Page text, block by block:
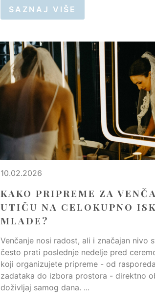
SAZNAJ VIŠE
10.02.2026
KAKO PRIPREME ZA
UTIČU NA CELOKUPNO
MLADE?
Venčanje nosi radost, ali i značajan nivo
često prati poslednje nedelje pred
koji organizujete pripreme - od
zadataka do izbora prostora - direktno
doživljaj samog dana. ...